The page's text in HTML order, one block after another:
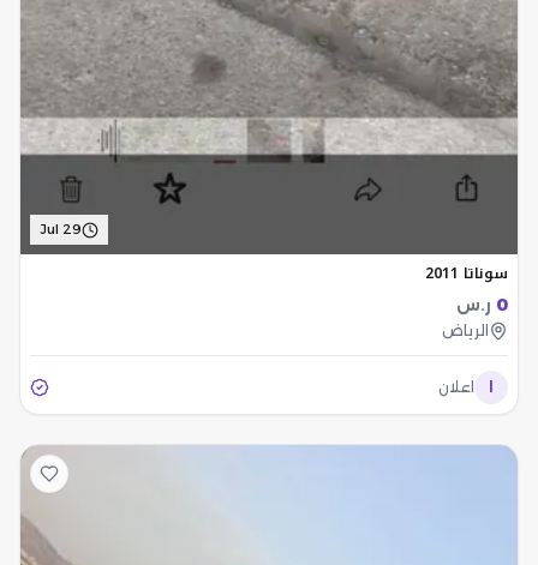
Jul 29
سوناتا 2011
0 ر.س
الرياض
اعلان